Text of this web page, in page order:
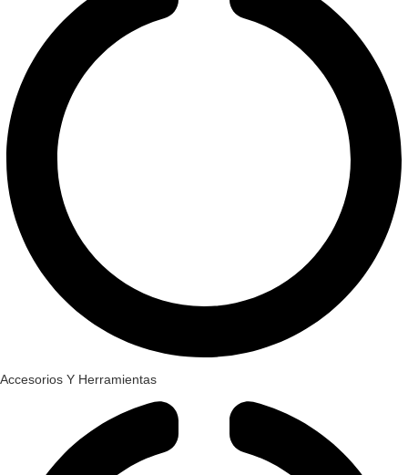
Accesorios Y Herramientas